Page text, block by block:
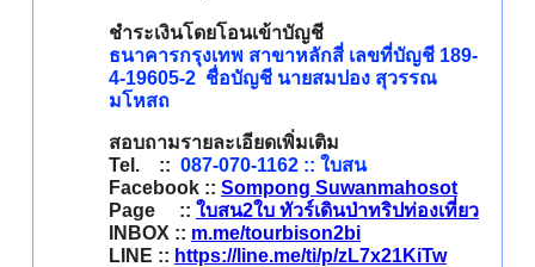
ชำระเงินโดยโอนเข้าบัญชี
ธนาคารกรุงเทพ สาขาหลักสี่ เลขที่บัญชี 189-
4-19605-2 ชื่อบัญชี นายสมปอง สุวรรณ
มโหสถ
สอบถามรายละเอียดเพิ่มเติม
Tel. :: 087-070-1162 :: ใบสน
Facebook :: Sompong Suwanmahosot
Page :: ใบสน2ใบ ทัวร์เดินป่าทริปท่องเที่ยว
INBOX :: m.me/tourbison2bi
LINE :: https://line.me/ti/p/zL7x21KiTw